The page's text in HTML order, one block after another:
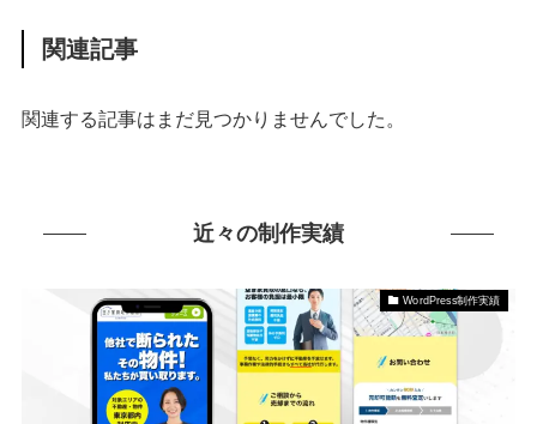
関連記事
関連する記事はまだ見つかりませんでした。
近々の制作実績
WordPress制作実績